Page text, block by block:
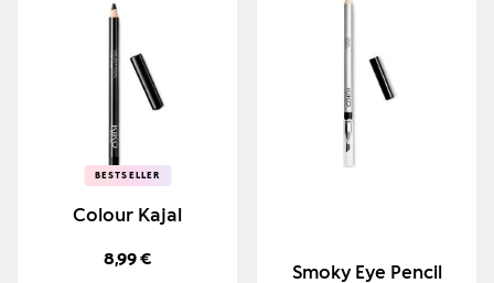
BESTSELLER
BESTSELLER
Colour Kajal
8,99 €
Smoky Eye Pencil